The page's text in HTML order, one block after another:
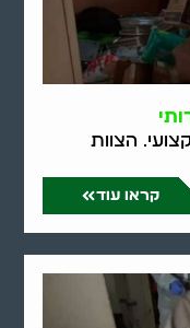
הצוות
קראו עוד